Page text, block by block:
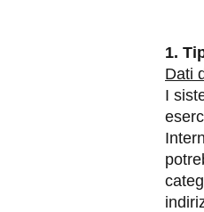
1.
Dati
I